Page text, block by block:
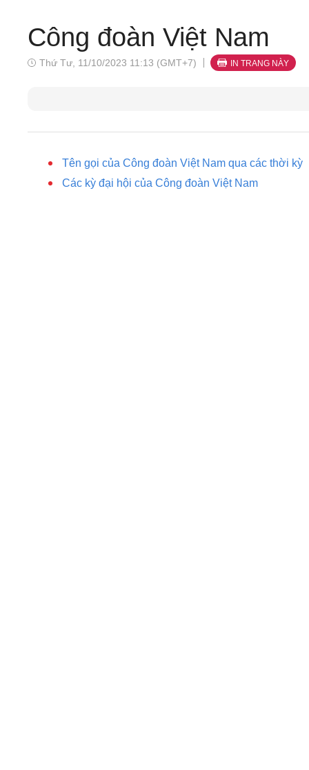
Công đoàn Việt Nam
Thứ Tư, 11/10/2023 11:13 (GMT+7) IN TRANG NÀY
Tên gọi của Công đoàn Việt Nam qua các thời kỳ
Các kỳ đại hội của Công đoàn Việt Nam